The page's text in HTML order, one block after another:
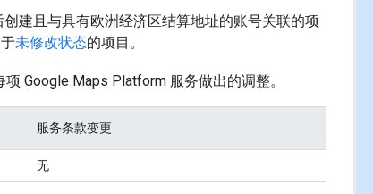
建且与具有欧洲经济区结算地址的账号关联的项
未修改状态的项目。
项 Google Maps Platform 服务做出的调整。
服务条款变更
无